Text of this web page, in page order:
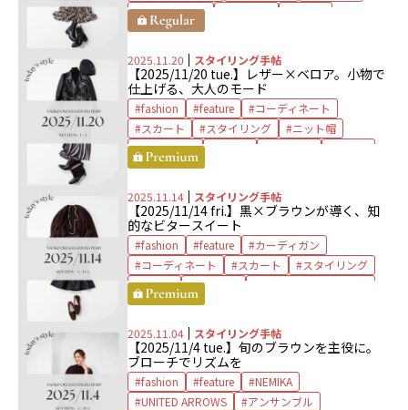
スタイリング
ブローチ
2025.11.20
スタイリング手帖
【2025/11/20 tue.】レザー×ベロア。小物で
仕上げる、大人のモード
fashion feature
コーディネート
スカート
スタイリング
ニット帽
ネブローニ
ライダース
2025.11.14
スタイリング手帖
【2025/11/14 fri.】黒×ブラウンが導く、知
的なビタースイート
fashion feature
カーディガン
コーディネート
スカート
スタイリング
ニット
ブローチ
2025.11.04 スタイリング手帖
【2025/11/4 tue.】旬のブラウンを主役に。
ブローチでリズムを
fashion feature
NEMIKA
UNITED ARROWS
アンサンブル